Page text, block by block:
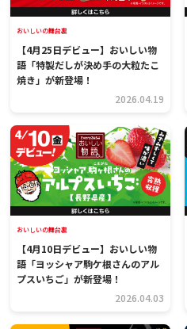
おいしいの舞台裏
【4月25日デビュー】おいしい物
語「特製だしが決め手の大粒たこ
焼き」が新登場！
2026.04.19
おいしいの舞台裏
【4月10日デビュー】おいしい物
語「ヨッシャア駒ケ根さんのアル
プスいちご」が新登場！
2026.04.03